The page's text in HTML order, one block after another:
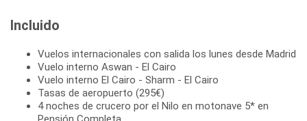
Incluido
Vuelos internacionales con salida los lunes desde Madrid
Vuelo interno Aswan - El Cairo
Vuelo interno El Cairo - Sharm - El Cairo
Tasas de aeropuerto (295€)
4 noches de crucero por el Nilo en motonave 5* en